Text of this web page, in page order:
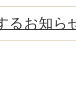
るお知ら